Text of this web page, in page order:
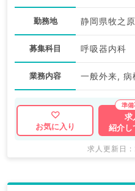
勤務地 静岡県牧之
募集科目 呼吸器内科
業務内容 一般外来, 病
お気に入り
求
紹介し
求人更新日